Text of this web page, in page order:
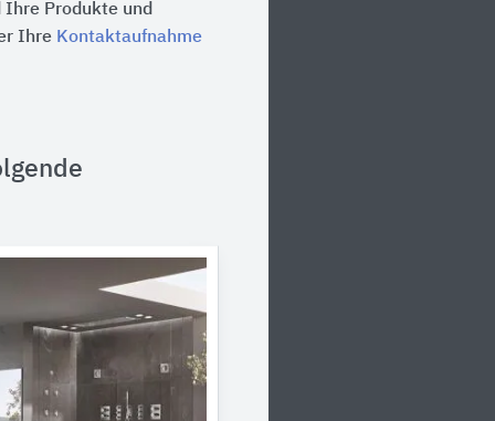
Produkte und
Ihre Kontaktaufnahme